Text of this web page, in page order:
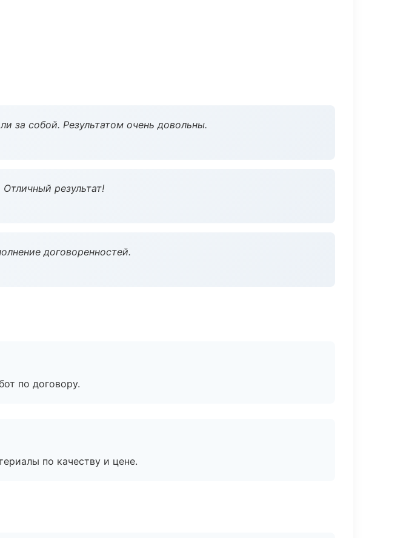
за собой. Результатом очень довольны.
результат!
договоренностей.
по договору.
по качеству и цене.